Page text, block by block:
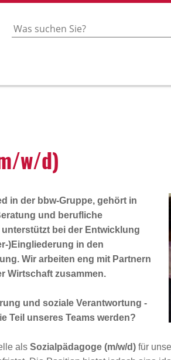
w/d)
in der bbw-Gruppe, gehört in
und berufliche
bei der Entwicklung
)Eingliederung in den
Wir arbeiten eng mit Partnern
Wirtschaft zusammen.
und soziale Verantwortung -
Teil unseres Teams werden?
als Sozialpädagoge (m/w/d) für